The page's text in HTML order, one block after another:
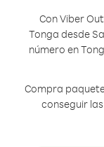
Con Viber
Tonga desde
número en
Compra
conseguir